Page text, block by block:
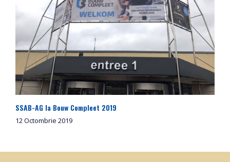
SSAB-AG la Bouw Compleet 2019
12 Octombrie 2019